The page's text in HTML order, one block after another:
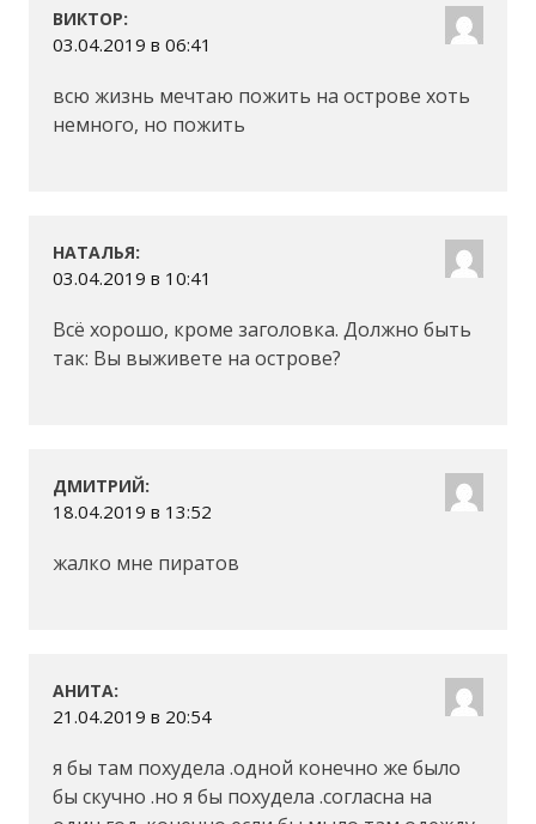
ВИКТОР:
03.04.2019 в 06:41
всю жизнь мечтаю пожить на острове хоть
немного, но пожить
НАТАЛЬЯ:
03.04.2019 в 10:41
Всё хорошо, кроме заголовка. Должно быть
так: Вы выживете на острове?
ДМИТРИЙ:
18.04.2019 в 13:52
жалко мне пиратов
АНИТА:
21.04.2019 в 20:54
я бы там похудела .одной конечно же было
бы скучно .но я бы похудела .согласна на